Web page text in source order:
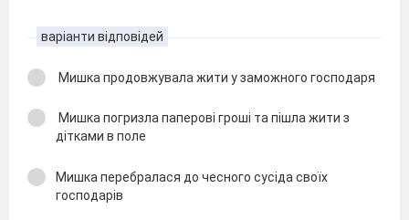
варіанти відповідей
Мишка продовжувала жити у заможного господаря
Мишка погризла паперові гроші та пішла жити з
дітками в поле
Мишка перебралася до чесного сусіда своїх
господарів